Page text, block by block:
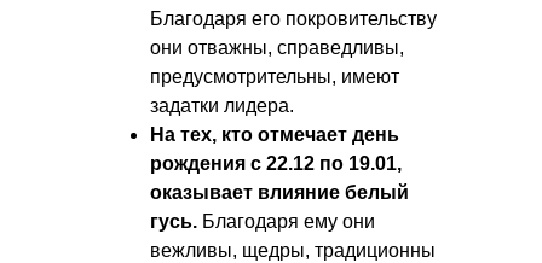
Благодаря его покровительству
они отважны, справедливы,
предусмотрительны, имеют
задатки лидера.
На тех, кто отмечает день
рождения с 22.12 по 19.01,
оказывает влияние белый
гусь. Благодаря ему они
вежливы, щедры, традиционны